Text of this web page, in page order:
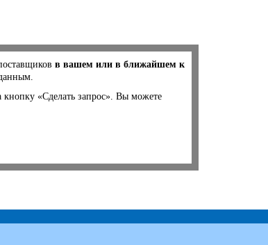
в вашем или в ближайшем к
«Сделать запрос». Вы можете